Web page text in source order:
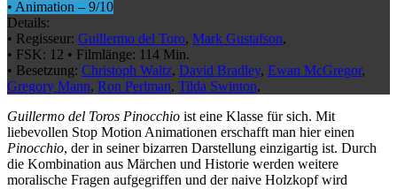
• Animation – 9/10
Details:
• Regisseur: Guillermo del Toro, Mark Gustafson,
• FSK: 12 • Filmlänge: 114 Min.
• Besetzung: Christoph Waltz, David Bradley, Ewan McGregor,
Gregory Mann, Ron Perlman, Tilda Swinton,
Guillermo del Toros Pinocchio ist eine Klasse für sich. Mit
liebevollen Stop Motion Animationen erschafft man hier einen
Pinocchio, der in seiner bizarren Darstellung einzigartig ist. Durch
die Kombination aus Märchen und Historie werden weitere
moralische Fragen aufgegriffen und der naive Holzkopf wird